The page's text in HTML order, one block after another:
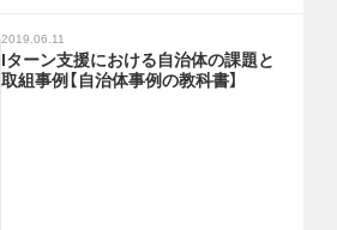
2019.06.11
Iターン支援における自治体の課題と
取組事例【自治体事例の教科書】